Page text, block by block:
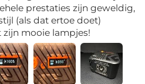
prestaties zijn geweldig,
(als dat ertoe doet)
mooie lampjes!